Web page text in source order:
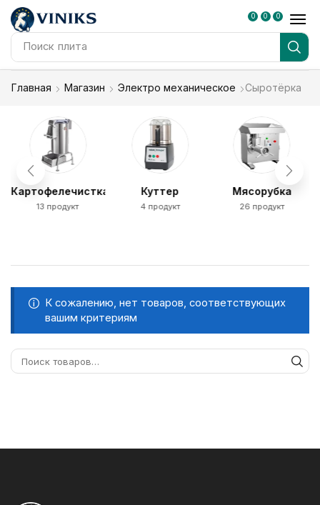
Поиск плита
0 0 0
Главная Магазин Электро механическое Сыротёрка
Картофелечистка
13 продукт
Куттер
4 продукт
Мясорубка
26 продукт
К сожалению, нет товаров, соответствующих
вашим критериям